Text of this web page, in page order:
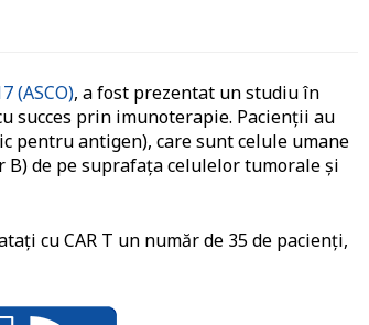
(ASCO), a fost prezentat un studiu în
succes prin imunoterapie. Pacienții au
pentru antigen), care sunt celule umane
de pe suprafața celulelor tumorale și
cu CAR T un număr de 35 de pacienți,